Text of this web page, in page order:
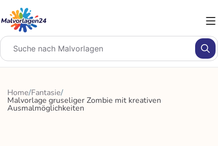
Inhalt
springen
Home/Fantasie/
Malvorlage gruseliger Zombie mit kreativen
Ausmalmöglichkeiten